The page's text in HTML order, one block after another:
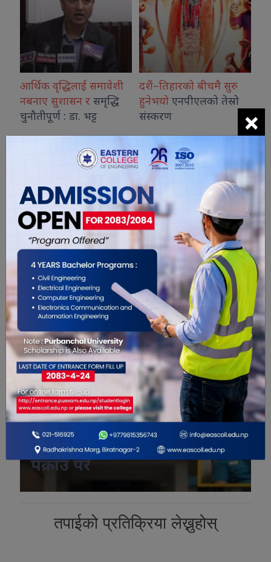
आर्थिक वृद्धिलाई समावेशी
नबनाए सुशासन र समृद्धि
चुनौतीपूर्ण : डा. भट्ट
दशैं–तिहारको बीचमै सुरु
हुनेभयो एनपीएलको तेस्रो
संस्करण
विशेष भिडियो
विशेष भिडियो
कोशी प्रदेशमा श्रृंङखलावद्व
विधुतीय ट्रान्सफर्मरचोरी गर्ने
पक्राउ परे
तपाईको प्रतिक्रिया लेख्नुहोस्
×